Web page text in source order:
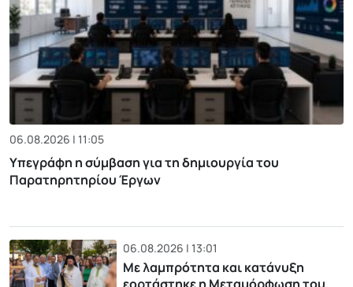
06.08.2026 | 11:05
Υπεγράφη η σύμβαση για τη δημιουργία του
Παρατηρητηρίου Έργων
06.08.2026 | 13:01
Με λαμπρότητα και κατάνυξη